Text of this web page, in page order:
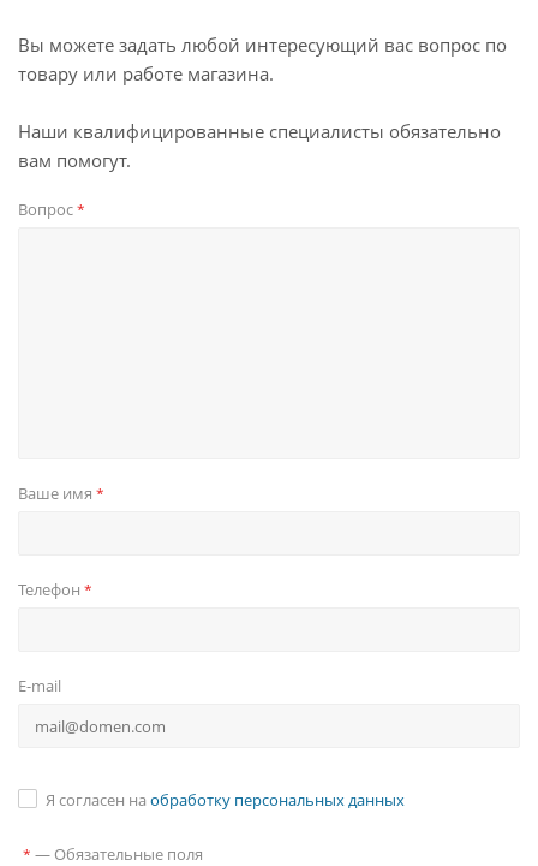
Вы можете задать любой интересующий вас вопрос по
товару или работе магазина.
Наши квалифицированные специалисты обязательно
вам помогут.
Вопрос*
Ваше имя *
Телефон *
E-mail
Я согласен на обработку персональных данных
* — Обязательные поля